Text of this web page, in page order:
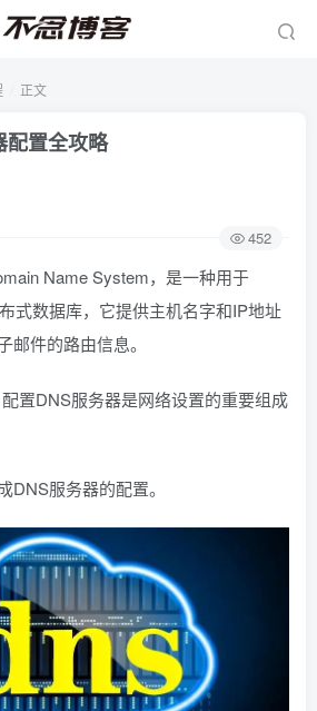
正文
置全攻略
452
Name System，是一种用于
式数据库，它提供主机名字和IP地址
邮件的路由信息。
置DNS服务器是网络设置的重要组成
DNS服务器的配置。